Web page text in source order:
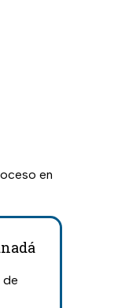
en
de